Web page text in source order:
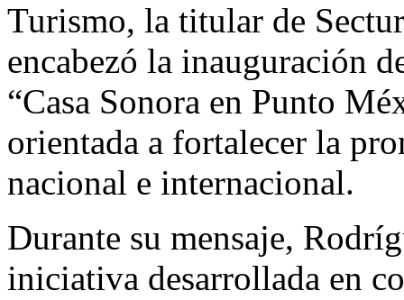
Turismo, la titular de
encabezó la inauguración
“Casa Sonora en Punto
orientada a fortalecer la
nacional e internacional.
Durante su mensaje,
iniciativa desarrollada en